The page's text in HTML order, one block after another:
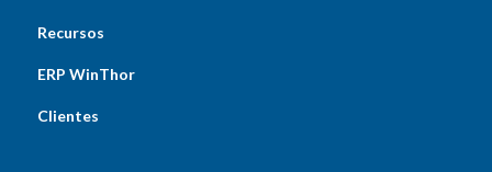
Recursos
ERP WinThor
Clientes